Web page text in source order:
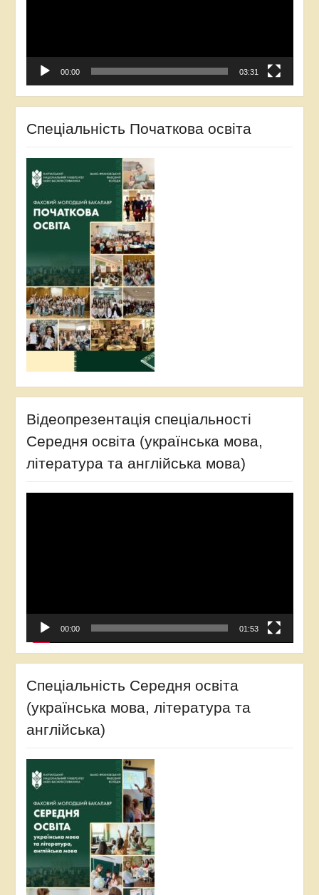
00:00 03:31
Спеціальність Початкова освіта
Відеопрезентація спеціальності
Середня освіта (українська мова,
література та англійська мова)
00:00 01:53
Спеціальність Середня освіта
(українська мова, література та
англійська)